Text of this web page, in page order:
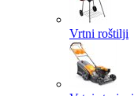
Vrtni roštilji